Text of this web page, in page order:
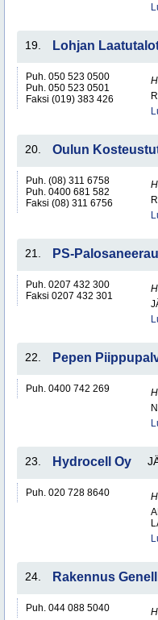
19. Lohjan
Puh. 050 523 0500
Puh. 050 523 0501
Faksi (019) 383 426
20. Oulun
Puh. (08) 311 6758
Puh. 0400 681 582
Faksi (08) 311 6756
21. PS-
Puh. 0207 432 300
Faksi 0207 432 301
22. Pepen
Puh. 0400 742 269
23. Hydrocell Oy
Puh. 020 728 8640
24. Rakennus
Puh. 044 088 5040